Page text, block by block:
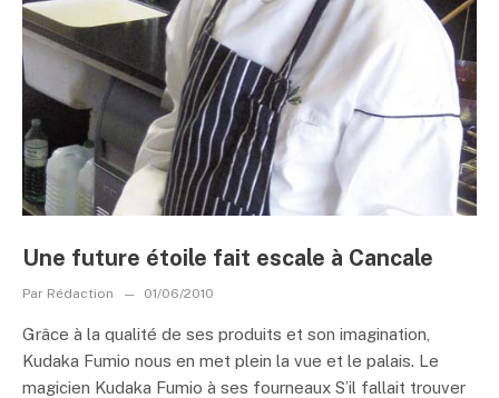
Une future étoile fait escale à Cancale
Par Rédaction 01/06/2010
Grâce à la qualité de ses produits et son imagination,
Kudaka Fumio nous en met plein la vue et le palais. Le
magicien Kudaka Fumio à ses fourneaux S’il fallait trouver